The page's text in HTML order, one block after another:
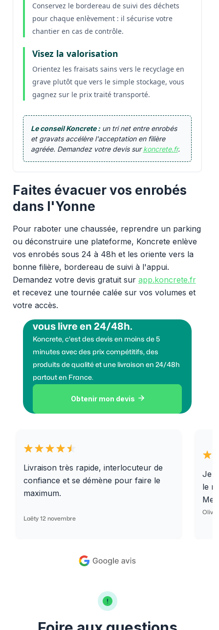
Conservez le bordereau de suivi des déchets
pour chaque enlèvement : il sécurise votre
chantier en cas de contrôle.
Visez la valorisation
Orientez les fraisats sains vers le recyclage en
grave plutôt que vers le simple stockage, vous
gagnez sur le prix traité transporté.
Le conseil Koncrete :un tri net entre enrobés
et gravats accélère l'acceptation en filière
agréée. Demandez votre devis surkoncrete.fr.
Faites évacuer vos enrobés
dans l'Yonne
Pour raboter une chaussée, reprendre un parking
ou déconstruire une plateforme, Koncrete enlève
vos enrobés sous 24 à 48h et les oriente vers la
bonne filière, bordereau de suivi à l'appui.
Demandez votre devis gratuit sur app.koncrete.fr
et recevez une tournée calée sur vos volumes et
votre accès.
vous livre en 24/48h.
Koncrete, c'est des devis en moins de 5
minutes avec des prix compétitifs, des
produits de qualité et une livraison en 24/48h
partout en France.
Obtenir mon devis 
Livraison très rapide, interlocuteur de
confiance et se démène pour faire le
maximum.
Laëty 12 novembre
Je
le